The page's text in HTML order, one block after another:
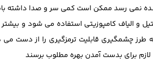
نمی رسد ممکن است کمی سر و صدا داشته
و الیاف کامپوزیتی استفاده می شود و
چشمگیری قابلیت ترمزگیری را از دست می
برای بدست آمدن بهره مطلوب برسند